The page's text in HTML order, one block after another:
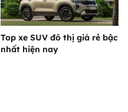
Top xe SUV đô thị giá rẻ bậc
nhất hiện nay